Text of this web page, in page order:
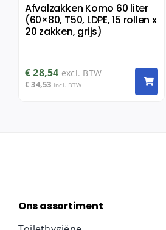
Afvalzakken Komo 60 liter
(60×80, T50, LDPE, 15 rollen x
20 zakken, grijs)
€28,54 excl. BTW
€34,53 incl. BTW
Ons assortiment